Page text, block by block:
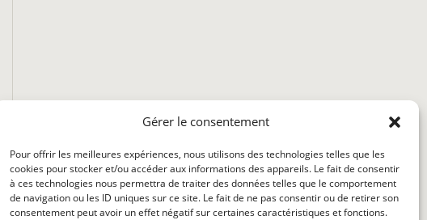
Gérer le consentement
Pour offrir les meilleures expériences, nous utilisons des technologies telles que les
cookies pour stocker et/ou accéder aux informations des appareils. Le fait de consentir
à ces technologies nous permettra de traiter des données telles que le comportement
de navigation ou les ID uniques sur ce site. Le fait de ne pas consentir ou de retirer son
consentement peut avoir un effet négatif sur certaines caractéristiques et fonctions.